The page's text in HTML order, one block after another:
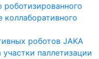
роботизированного
коллаборативного
роботов JAKA
паллетизации